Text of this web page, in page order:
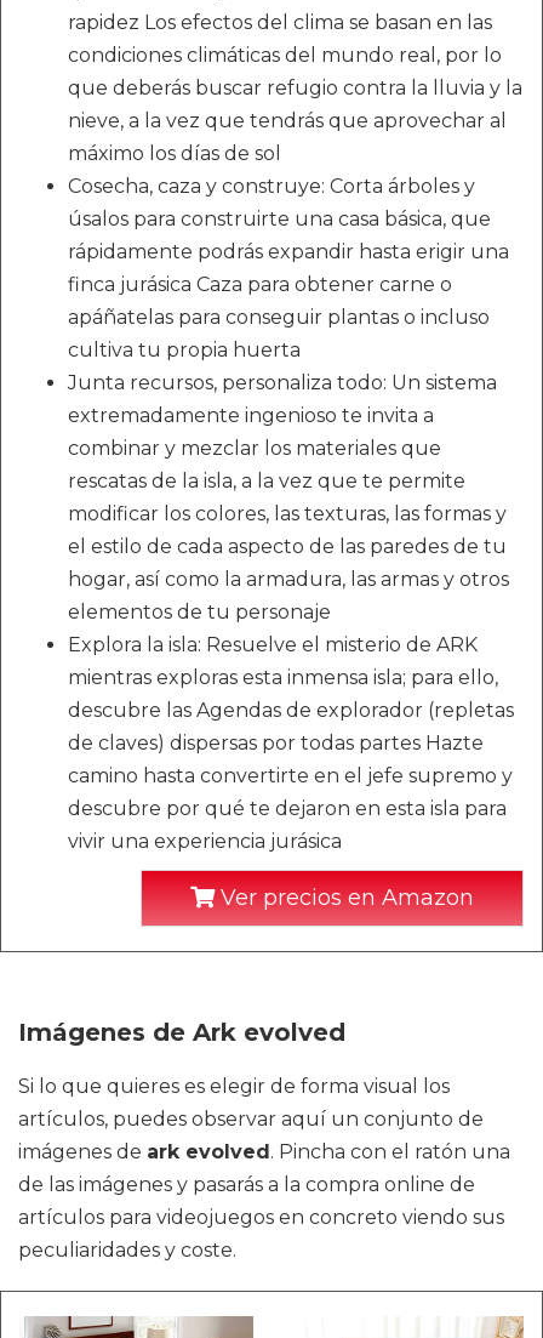
rapidez Los efectos del clima se basan en las
condiciones climáticas del mundo real, por lo
que deberás buscar refugio contra la lluvia y la
nieve, a la vez que tendrás que aprovechar al
máximo los días de sol
Cosecha, caza y construye: Corta árboles y
úsalos para construirte una casa básica, que
rápidamente podrás expandir hasta erigir una
finca jurásica Caza para obtener carne o
apáñatelas para conseguir plantas o incluso
cultiva tu propia huerta
Junta recursos, personaliza todo: Un sistema
extremadamente ingenioso te invita a
combinar y mezclar los materiales que
rescatas de la isla, a la vez que te permite
modificar los colores, las texturas, las formas y
el estilo de cada aspecto de las paredes de tu
hogar, así como la armadura, las armas y otros
elementos de tu personaje
Explora la isla: Resuelve el misterio de ARK
mientras exploras esta inmensa isla; para ello,
descubre las Agendas de explorador (repletas
de claves) dispersas por todas partes Hazte
camino hasta convertirte en el jefe supremo y
descubre por qué te dejaron en esta isla para
vivir una experiencia jurásica
Ver precios en Amazon
Imágenes de Ark evolved
Si lo que quieres es elegir de forma visual los
artículos, puedes observar aquí un conjunto de
imágenes de ark evolved. Pincha con el ratón una
de las imágenes y pasarás a la compra online de
artículos para videojuegos en concreto viendo sus
peculiaridades y coste.